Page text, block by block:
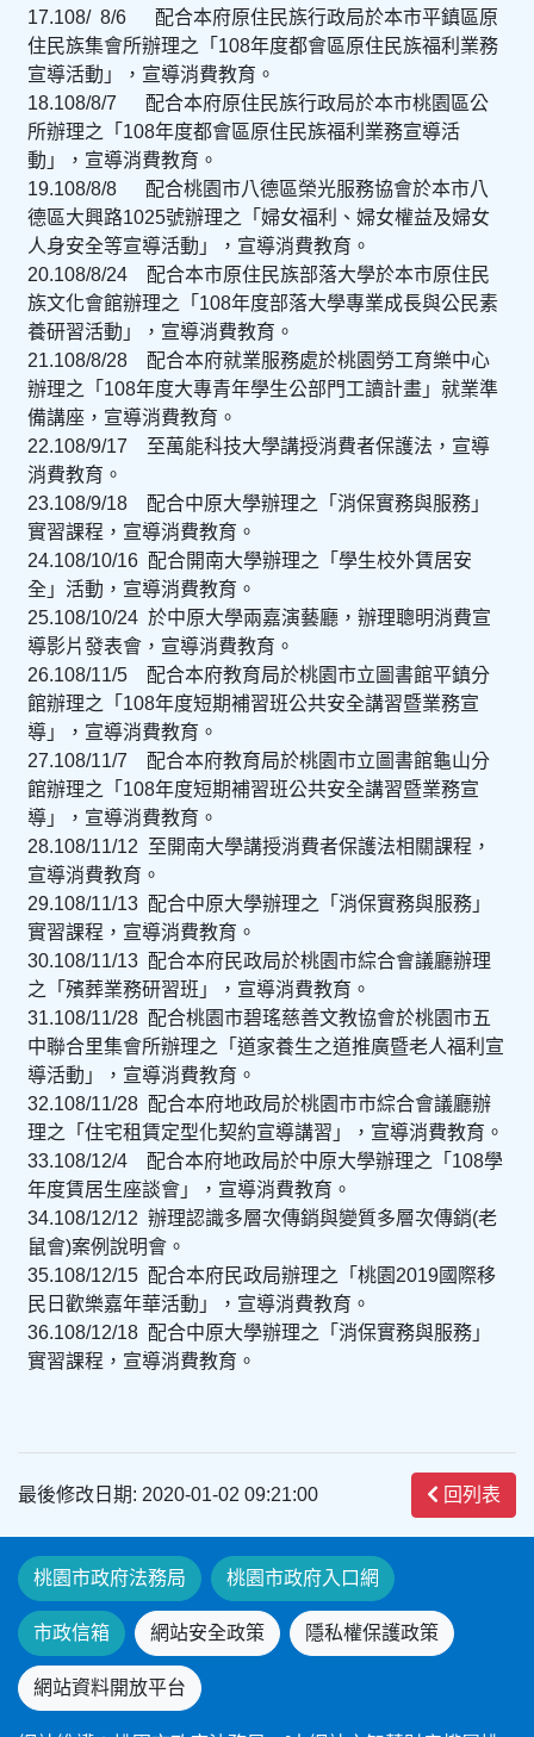
17.108/ 8/6 配合本府原住民族行政局於本市平鎮區原
住民族集會所辦理之「 108年度都會區原住民族福利業務
宣導活動」，宣導消費教育。
18.108/8/7 配合本府原住民族行政局於本市桃園區公
所辦理之「 108年度都會區原住民族福利業務宣導活
動」，宣導消費教育。
19.108/8/8 配合桃園市八德區榮光服務協會於本市八
德區大興路1025號辦理之「婦女福利、婦女權益及婦女
人身安全等宣導活動」，宣導消費教育。
20.108/8/24 配合本市原住民族部落大學於本市原住民
族文化會館辦理之「 108年度部落大學專業成長與公民素
養研習活動」，宣導消費教育。
21.108/8/28 配合本府就業服務處於桃園勞工育樂中心
辦理之「108年度大專青年學生公部門工讀計畫」就業準
備講座，宣導消費教育。
22.108/9/17 至萬能科技大學講授消費者保護法，宣導
消費教育。
23.108/9/18 配合中原大學辦理之「消保實務與服務」
實習課程，宣導消費教育。
24.108/10/16 配合開南大學辦理之「學生校外賃居安
全」活動，宣導消費教育。
25.108/10/24 於中原大學兩嘉演藝廳，辦理聰明消費宣
導影片發表會，宣導消費教育。
26.108/11/5 配合本府教育局於桃園市立圖書館平鎮分
館辦理之「108年度短期補習班公共安全講習暨業務宣
導」，宣導消費教育。
27.108/11/7 配合本府教育局於桃園市立圖書館龜山分
館辦理之「108年度短期補習班公共安全講習暨業務宣
導」，宣導消費教育。
28.108/11/12 至開南大學講授消費者保護法相關課程，
宣導消費教育。
29.108/11/13 配合中原大學辦理之「消保實務與服務」
實習課程，宣導消費教育。
30.108/11/13 配合本府民政局於桃園市綜合會議廳辦理
之「殯葬業務研習班」，宣導消費教育。
31.108/11/28 配合桃園市碧瑤慈善文教協會於桃園市五
中聯合里集會所辦理之「道家養生之道推廣暨老人福利宣
導活動」，宣導消費教育。
32.108/11/28 配合本府地政局於桃園市市綜合會議廳辦
理之「住宅租賃定型化契約宣導講習」，宣導消費教育。
33.108/12/4 配合本府地政局於中原大學辦理之「108學
年度賃居生座談會」，宣導消費教育。
34.108/12/12 辦理認識多層次傳銷與變質多層次傳銷(老
鼠會)案例說明會。
35.108/12/15 配合本府民政局辦理之「桃園2019國際移
民日歡樂嘉年華活動」，宣導消費教育。
36.108/12/18 配合中原大學辦理之「消保實務與服務」
實習課程，宣導消費教育。
最後修改日期: 2020-01-02 09:21:00 回列表
桃園市政府法務局 桃園市政府入口網
市政信箱 網站安全政策 隱私權保護政策
網站資料開放平台